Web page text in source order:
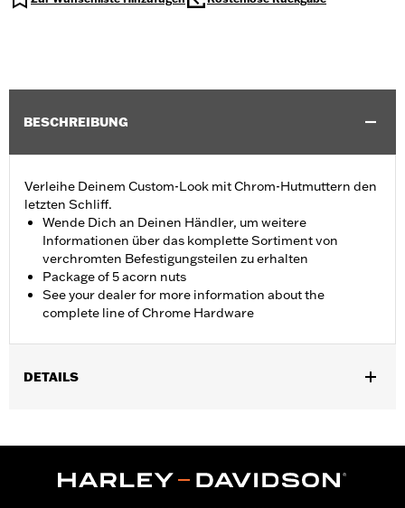
BESCHREIBUNG
Verleihe Deinem Custom-Look mit Chrom-Hutmuttern den
letzten Schliff.
Wende Dich an Deinen Händler, um weitere
Informationen über das komplette Sortiment von
verchromten Befestigungsteilen zu erhalten
Package of 5 acorn nuts
See your dealer for more information about the
complete line of Chrome Hardware
DETAILS
GARANTIE:1 year limited warranty – Go to www.h-